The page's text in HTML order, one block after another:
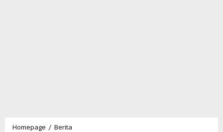
Homepage / Berita